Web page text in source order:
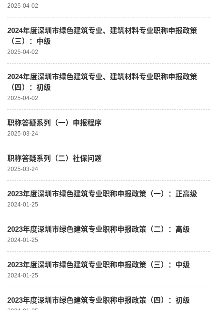
2025-04-02
2024年度深圳市绿色建筑专业、建筑材料专业职称申报政策
（三）：中级
2025-04-02
2024年度深圳市绿色建筑专业、建筑材料专业职称申报政策
（四）：初级
2025-04-02
职称答疑系列（一）申报程序
2025-03-24
职称答疑系列（二）社保问题
2025-03-24
2023年度深圳市绿色建筑专业职称申报政策（一）：正高级
2024-01-25
2023年度深圳市绿色建筑专业职称申报政策（二）：高级
2024-01-25
2023年度深圳市绿色建筑专业职称申报政策（三）：中级
2024-01-25
2023年度深圳市绿色建筑专业职称申报政策（四）：初级